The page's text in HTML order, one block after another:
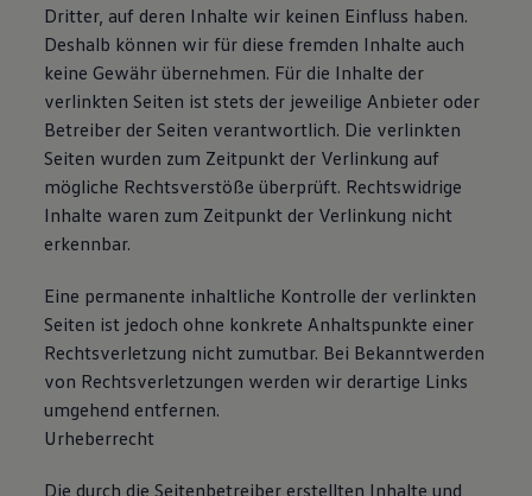
Dritter, auf deren Inhalte wir keinen Einfluss haben.
Deshalb können wir für diese fremden Inhalte auch
keine Gewähr übernehmen. Für die Inhalte der
verlinkten Seiten ist stets der jeweilige Anbieter oder
Betreiber der Seiten verantwortlich. Die verlinkten
Seiten wurden zum Zeitpunkt der Verlinkung auf
mögliche Rechtsverstöße überprüft. Rechtswidrige
Inhalte waren zum Zeitpunkt der Verlinkung nicht
erkennbar.
Eine permanente inhaltliche Kontrolle der verlinkten
Seiten ist jedoch ohne konkrete Anhaltspunkte einer
Rechtsverletzung nicht zumutbar. Bei Bekanntwerden
von Rechtsverletzungen werden wir derartige Links
umgehend entfernen.
Urheberrecht
Die durch die Seitenbetreiber erstellten Inhalte und